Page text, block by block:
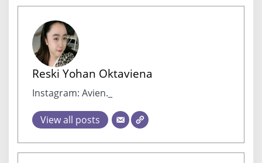
Reski Yohan Oktaviena
Instagram: Avien._
View all posts